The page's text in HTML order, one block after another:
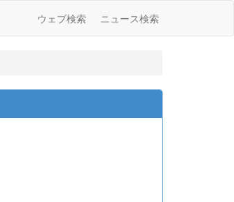
ウェブ検索 ニュース検索